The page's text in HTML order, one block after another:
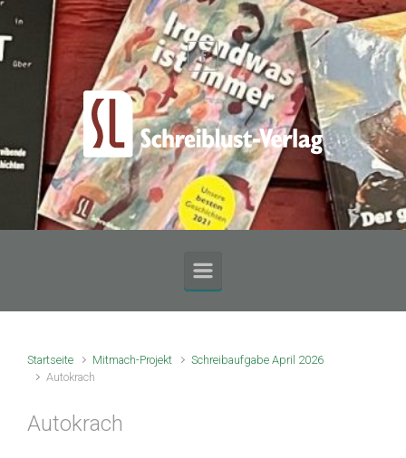
Zum Hauptinhalt springen
Startseite Mitmach-Projekt
Schreibaufgabe April 2026
Autokrach
Autokrach